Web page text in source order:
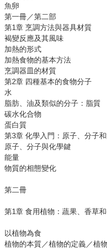
魚卵
第一冊／第二部
第1章 烹調方法與器具材質
褐變反應及其風味
加熱的形式
加熱食物的基本方法
烹調器皿的材質
第2章 四種基本的食物分子
水
脂肪、油及類似的分子：脂質
碳水化合物
蛋白質
第3章 化學入門：原子、分子
原子、分子與化學鍵
能量
物質的相態變化
第二冊
第1章 食用植物：蔬果、香草
以植物為食
植物的本質／植物的定義／植